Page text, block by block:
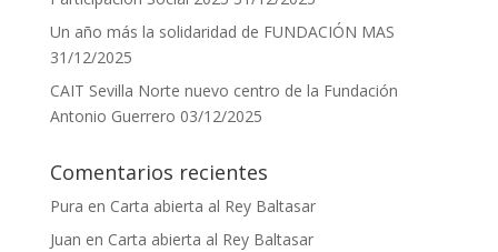
Un año más la solidaridad de FUNDACIÓN MAS
31/12/2025
CAIT Sevilla Norte nuevo centro de la Fundación
Antonio Guerrero 03/12/2025
Comentarios recientes
Pura en Carta abierta al Rey Baltasar
Juan en Carta abierta al Rey Baltasar